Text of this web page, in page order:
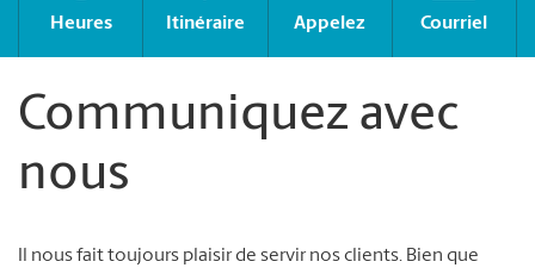
Heures Itinéraire Appelez Courriel
Communiquez avec
nous
Il nous fait toujours plaisir de servir nos clients. Bien que